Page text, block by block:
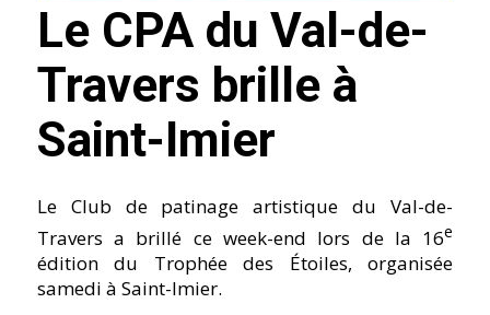
Le CPA du Val-de-
Travers brille à
Saint-Imier
Le Club de patinage artistique du Val-de-
Travers a brillé ce week-end lors de la 16e
édition du Trophée des Étoiles, organisée
samedi à Saint-Imier.